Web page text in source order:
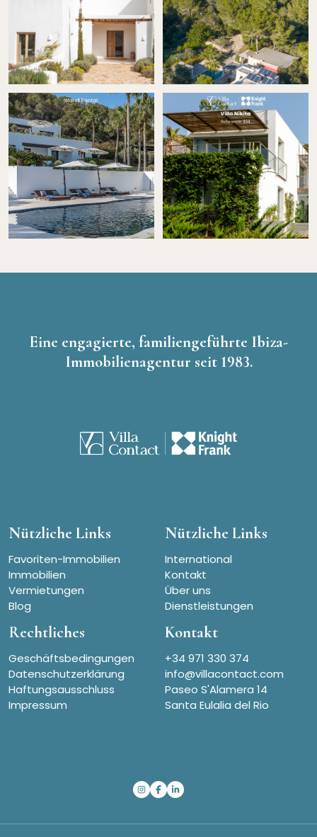
Eine engagierte, familiengeführte Ibiza-
Immobilienagentur seit 1983.
Nützliche Links
Favoriten-Immobilien
Immobilien
Vermietungen
Blog
Nützliche Links
International
Kontakt
Über uns
Dienstleistungen
Rechtliches
Geschäftsbedingungen
Datenschutzerklärung
Haftungsausschluss
Impressum
Kontakt
+34 971 330 374
info@villacontact.com
Paseo S'Alamera 14
Santa Eulalia del Rio